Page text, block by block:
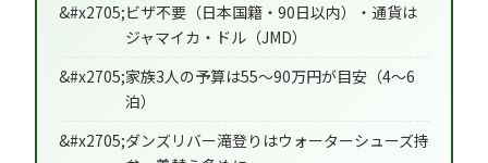
ビザ不要（日本国籍・90日以内）・通貨は
ジャマイカ・ドル（JMD）
家族3人の予算は55〜90万円が目安（4〜6
泊）
ダンズリバー滝登りはウォーターシューズ持